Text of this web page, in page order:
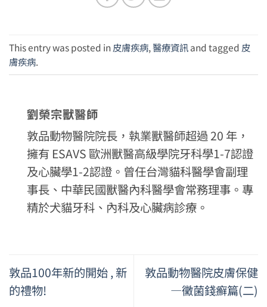
This entry was posted in皮膚疾病,醫療資訊and tagged 皮
膚疾病.
劉榮宗獸醫師
敦品動物醫院院長，執業獸醫師超過 20 年，
擁有 ESAVS 歐洲獸醫高級學院牙科學1-7認證
及心臟學1-2認證。曾任台灣貓科醫學會副理
事長、中華民國獸醫內科醫學會常務理事。專
精於犬貓牙科、內科及心臟病診療。
敦品100年新的開始 , 新
的禮物!
敦品動物醫院皮膚保健
—黴菌錢癬篇(二)